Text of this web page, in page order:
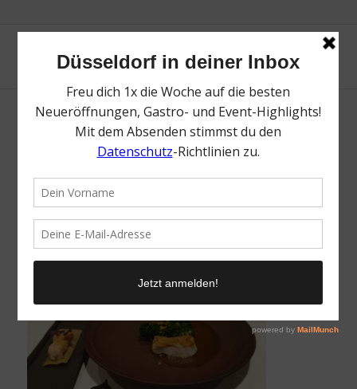
Nagaya | Die besten japanischen
Düsseldorf | Foto: Anna Bobrova